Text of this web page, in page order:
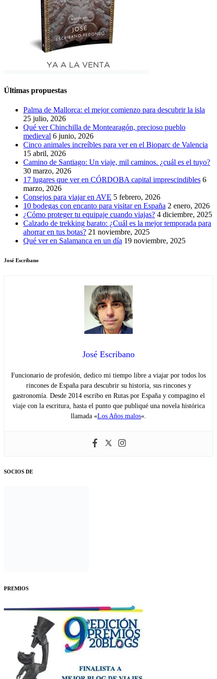
Últimas propuestas
Palma de Mallorca: el mejor comienzo para descubrir la isla
25 julio, 2026
Qué ver Chinchilla de Montearagón, precioso pueblo
medieval 6 junio, 2026
Cinco animales increíbles para ver en el Bioparc de Valencia
15 abril, 2026
Camino de Santiago: Un viaje, mil caminos. ¿cuál es el tuyo?
30 marzo, 2026
17 lugares que ver en CÓRDOBA capital imprescindibles 6
marzo, 2026
Consejos para viajar en AVE 5 febrero, 2026
10 bodegas con encanto para visitar en España 2 enero, 2026
¿Cómo proteger tu equipaje cuando viajas? 4 diciembre, 2025
Calzado de trekking barato: ¿Cuál es la mejor temporada para
ahorrar en tus botas? 21 noviembre, 2025
Qué ver en Salamanca en un día 19 noviembre, 2025
José Escribano
José Escribano
Funcionario de profesión, dedico mi tiempo libre a viajar por todos los
rincones de España para descubrir su historia, sus rincones y
gastronomía. Desde 2014 escribo en Rutas por España y compagino el
viaje con la escritura, hasta el punto que publiqué una novela histórica
llamada «Los Años malos«.
SOCIOS DE
PREMIOS